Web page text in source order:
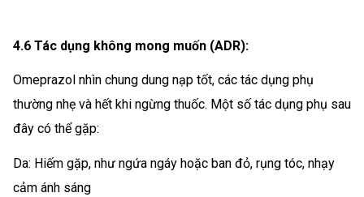
4.6 Tác dụng không mong muốn (ADR):
Omeprazol nhìn chung dung nạp tốt, các tác dụng phụ
thường nhẹ và hết khi ngừng thuốc. Một số tác dụng phụ sau
đây có thể gặp:
Da: Hiếm gặp, như ngứa ngáy hoặc ban đỏ, rụng tóc, nhạy
cảm ánh sáng